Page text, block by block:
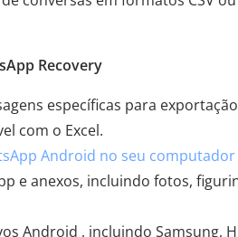
Recovery
específicas para
com o Excel.
Android no seu computador
e anexos, incluindo fotos,
Android , incluindo Samsung,